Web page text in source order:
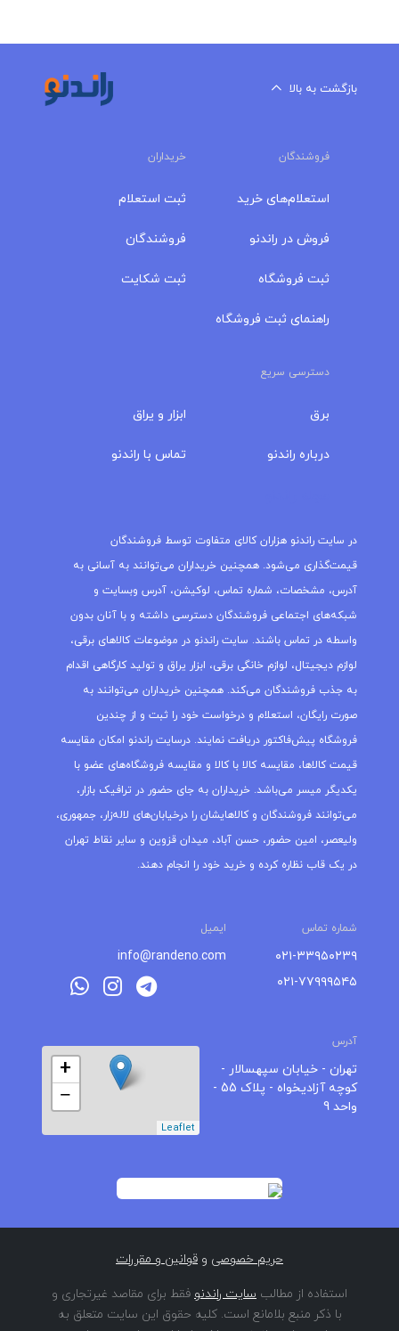
بازگشت به بالا
فروشندگان خریداران
استعلام‌های خرید
فروش در راندنو
ثبت فروشگاه
راهنمای ثبت فروشگاه
ثبت استعلام
فروشندگان
ثبت شکایت
دسترسی سریع
برق
درباره‌ راندنو
ابزار و یراق
تماس با راندنو
در سایت راندنو هزاران کالای متفاوت توسط فروشندگان
قیمت‌گذاری می‌شود. همچنین خریداران می‌توانند به آسانی به
آدرس، مشخصات، شماره تماس، لوکیشن، آدرس وبسایت و
شبکه‌های اجتماعی فروشندگان دسترسی داشته و با آنان بدون
واسطه در تماس باشند. سایت راندنو در موضوعات کالاهای برقی،
لوازم دیجیتال، لوازم خانگی برقی، ابزار یراق و تولید کارگاهی اقدام
به جذب فروشندگان می‌کند. همچنین خریداران می‌توانند به
صورت رایگان، استعلام و درخواست خود را ثبت و از چندین
فروشگاه پیش‌فاکتور دریافت نمایند. درسایت راندنو امکان مقایسه
قیمت کالاها، مقایسه کالا با کالا و مقایسه فروشگاه‌های عضو با
یکدیگر میسر می‌باشد. خریداران به جای حضور در ترافیک بازار،
می‌توانند فروشندگان و کالاهایشان را درخیابان‌های لاله‌زار، جمهوری،
ولیعصر، امین حضور، حسن آباد، میدان قزوین و سایر نقاط تهران
در یک قاب نظاره کرده و خرید خود را انجام دهند.
شماره تماس ایمیل
۰۲۱-۳۳۹۵۰۲۳۹
۰۲۱-۷۷۹۹۹۵۴۵
info@randeno.com
آدرس
تهران - خیابان سپهسالار -
کوچه آزادیخواه - پلاک 55 -
واحد 9
+
−
Leaflet
حریم خصوصی و قوانین و مقررات
استفاده از مطالب سایت راندنو فقط برای مقاصد غیرتجاری و
با ذکر منبع بلامانع است. کلیه حقوق این سایت متعلق به